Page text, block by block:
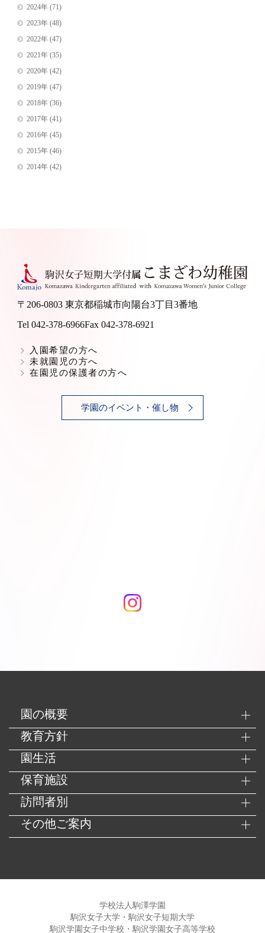
2024年(71)
2023年(48)
2022年(47)
2021年(35)
2020年(42)
2019年(47)
2018年(36)
2017年(41)
2016年(45)
2015年(46)
2014年(42)
〒206-0803 東京都稲城市向陽台3丁目3番地
Tel 042-378-6966Fax 042-378-6921
入園希望の方へ
未就園児の方へ
在園児の保護者の方へ
学園のイベント・催し物
園の概要
教育方針
園生活
保育施設
訪問者別
その他ご案内
学校法人駒澤学園
駒沢女子大学・駒沢女子短期大学
駒沢学園女子中学校・駒沢学園女子高等学校